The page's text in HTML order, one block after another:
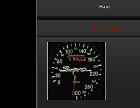
Haut
NikoLifeStyle